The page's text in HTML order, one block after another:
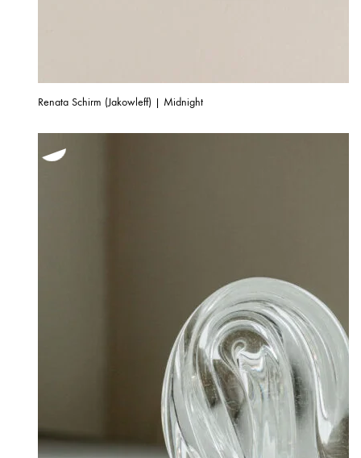
Renata Schirm (Jakowleff) | Midnight